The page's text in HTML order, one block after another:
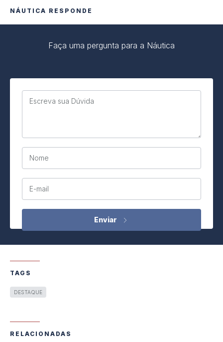
NÁUTICA RESPONDE
Faça uma pergunta para a Náutica
Escreva sua Dúvida
Nome
E-mail
TAGS
DESTAQUE
RELACIONADAS